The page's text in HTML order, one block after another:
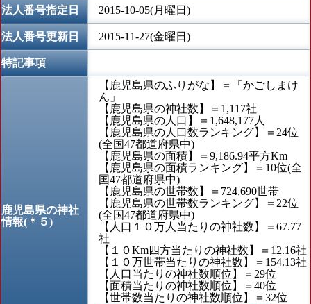
法人番号指定日 2015-10-05(月曜日)
法人番号更新日 2015-11-27(金曜日)
特記事項
鹿児島県の神社
情報(＊５)
【鹿児島県のふりがな】＝「かごしまけ
ん」
【鹿児島県の神社数】＝1,117社
【鹿児島県の人口】＝1,648,177人
【鹿児島県の人口数ランキング】＝24位
(全国47都道府県中)
【鹿児島県の面積】＝9,186.94平方Km
【鹿児島県の面積ランキング】＝10位(全
国47都道府県中)
【鹿児島県の世帯数】＝724,690世帯
【鹿児島県の世帯数ランキング】＝22位
(全国47都道府県中)
【人口１０万人当たりの神社数】＝67.77
社
【１０Km四方当たりの神社数】＝12.16社
【１０万世帯当たりの神社数】＝154.13社
【人口当たりの神社数順位】＝29位
【面積当たりの神社数順位】＝40位
【世帯数当たりの神社数順位】＝32位